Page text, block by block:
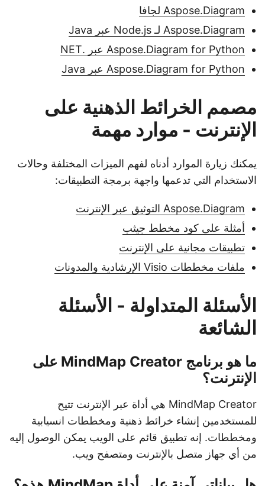
Aspose.Diagram لجافا
Aspose.Diagram لـ Node.js عبر Java
Aspose.Diagram for Python عبر .NET
Aspose.Diagram for Python عبر Java
مصمم الخرائط الذهنية على
الإنترنت - موارد مهمة
يمكنك زيارة الموارد أدناه لفهم الميزات المختلفة وحالات
الاستخدام التي تدعمها واجهة برمجة التطبيقات:
Aspose.Diagram التوثيق عبر الإنترنت
أمثلة على كود مخطط جيثب
تطبيقات مجانية على الإنترنت
ملفات مخططات Visio الإرشادية والمدونات
الأسئلة المتداولة - الأسئلة
الشائعة
ما هو برنامج MindMap Creator على
الإنترنت؟
MindMap Creator هي أداة عبر الإنترنت تتيح
للمستخدمين إنشاء خرائط ذهنية ومخططات انسيابية
ومخططات. إنه تطبيق قائم على الويب يمكن الوصول إليه
من أي جهاز متصل بالإنترنت ومتصفح ويب.